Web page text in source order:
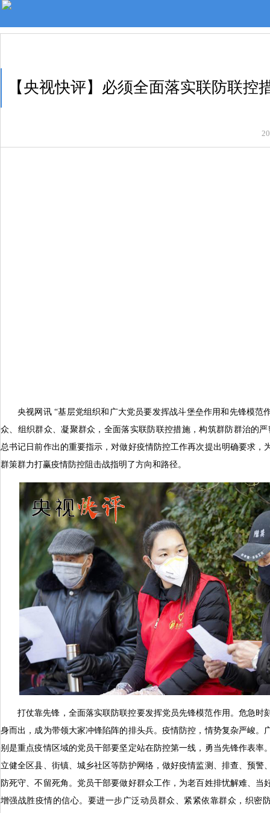
【央视快评】必须全面落实联防联控
央视网讯 “基层党组织和广大党员要发挥战斗堡垒作用和先锋模范
众、组织群众、凝聚群众，全面落实联防联控措施，构筑群防群治的严
总书记日前作出的重要指示，对做好疫情防控工作再次提出明确要求，
群策群力打赢疫情防控阻击战指明了方向和路径。
打仗靠先锋，全面落实联防联控要发挥党员先锋模范作用。危急时
身而出，成为带领大家冲锋陷阵的排头兵。疫情防控，情势复杂严峻。
别是重点疫情区域的党员干部要坚定站在防控第一线，勇当先锋作表率
立健全区县、街镇、城乡社区等防护网络，做好疫情监测、排查、预警
防死守、不留死角。党员干部要做好群众工作，为老百姓排忧解难、当
增强战胜疫情的信心。要进一步广泛动员群众、紧紧依靠群众，织密